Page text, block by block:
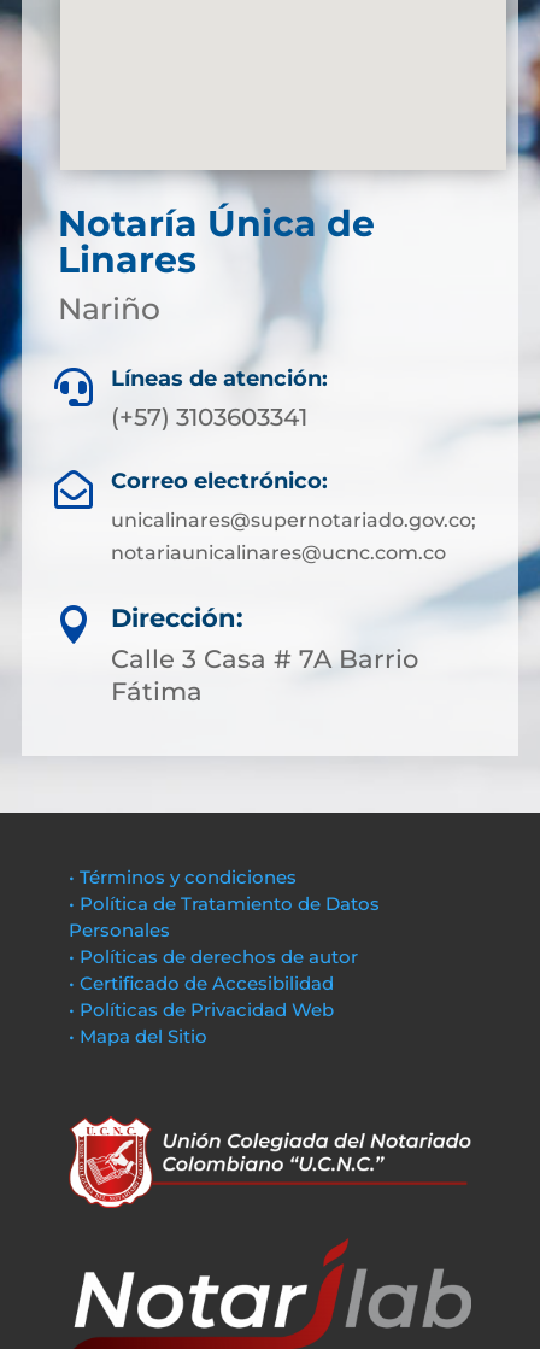
Notaría Única de
Linares
Nariño
 Líneas de atención:
(+57) 3103603341
 Correo electrónico:
unicalinares@supernotariado.gov.co;
notariaunicalinares@ucnc.com.co

Dirección:
Calle 3 Casa # 7A Barrio
Fátima
• Términos y condiciones
• Política de Tratamiento de Datos
Personales
• Políticas de derechos de autor
• Certificado de Accesibilidad
• Políticas de Privacidad Web
• Mapa del Sitio